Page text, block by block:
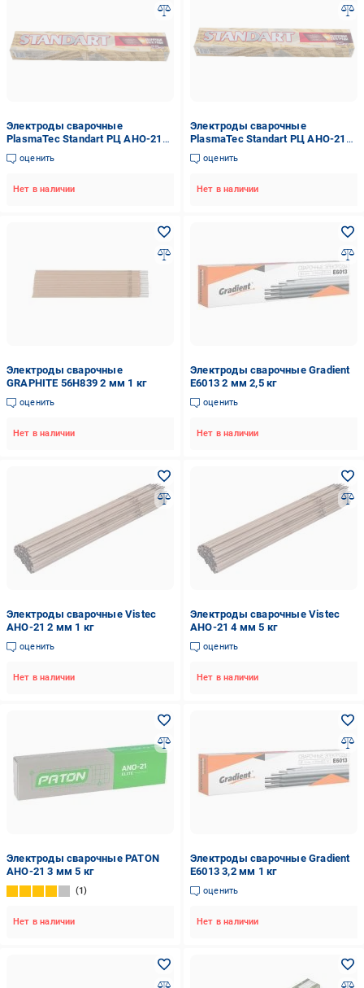
Электроды сварочные
PlasmaTec Standart РЦ АНО-21
для точечной сварки 350 мм 3
мм 2,5 кг (20043)
оценить
Нет в наличии
Электроды сварочные
PlasmaTec Standart РЦ АНО-21
для точечной сварки 450 мм 4
мм 2,5 кг (20044)
оценить
Нет в наличии
Электроды сварочные
GRAPHITE 56H839 2 мм 1 кг
оценить
Нет в наличии
Электроды сварочные Gradient
Е6013 2 мм 2,5 кг
оценить
Нет в наличии
Электроды сварочные Vistec
АНО-21 2 мм 1 кг
оценить
Нет в наличии
Электроды сварочные Vistec
АНО-21 4 мм 5 кг
оценить
Нет в наличии
Электроды сварочные PATON
АНО-21 3 мм 5 кг
1
Нет в наличии
Электроды сварочные Gradient
Е6013 3,2 мм 1 кг
оценить
Нет в наличии